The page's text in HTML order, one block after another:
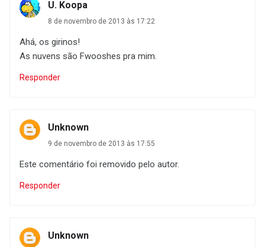
U. Koopa
8 de novembro de 2013 às 17:22
Ahá, os girinos!
As nuvens são Fwooshes pra mim.
Responder
Unknown
9 de novembro de 2013 às 17:55
Este comentário foi removido pelo autor.
Responder
Unknown